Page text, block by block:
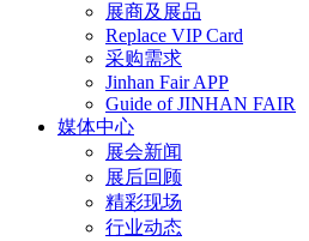
展商及展品
Replace VIP Card
采购需求
Jinhan Fair APP
Guide of JINHAN FAIR
媒体中心
展会新闻
展后回顾
精彩现场
行业动态